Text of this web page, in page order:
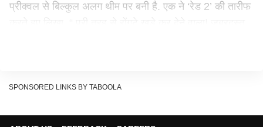
प्रीक्वल से बिल्कुल अलग थीम पर बनी है. एक ने ‘रेड 2’ की तारीफ
TOTALLY GOOSEBUMPS! 🤯🔥
SPONSORED LINKS BY TABOOLA